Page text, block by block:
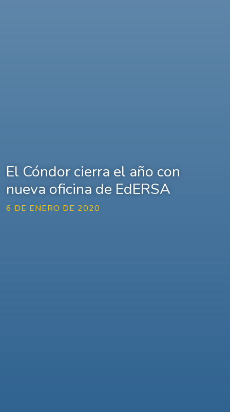
El Cóndor cierra el año con
nueva oficina de EdERSA
6 DE ENERO DE 2020